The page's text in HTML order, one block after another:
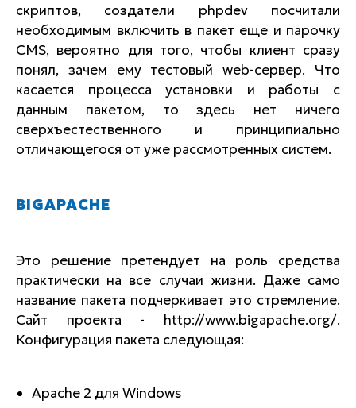
скриптов, создатели phpdev посчитали
необходимым включить в пакет еще и парочку
CMS, вероятно для того, чтобы клиент сразу
понял, зачем ему тестовый web-сервер. Что
касается процесса установки и работы с
данным пакетом, то здесь нет ничего
сверхъестественного и принципиально
отличающегося от уже рассмотренных систем.
BIGAPACHE
Это решение претендует на роль средства
практически на все случаи жизни. Даже само
название пакета подчеркивает это стремление.
Сайт проекта - http://www.bigapache.org/.
Конфигурация пакета следующая:
Apache 2 для Windows